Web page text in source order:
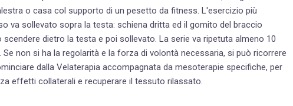
o casa col supporto di un pesetto da fitness. L'esercizio più
va sollevato sopra la testa: schiena dritta ed il gomito del braccio
dietro la testa e poi sollevato. La serie va ripetuta almeno 10
dalla Velaterapia accompagnata da mesoterapie specifiche, per
effetti collaterali e recuperare il tessuto rilassato.